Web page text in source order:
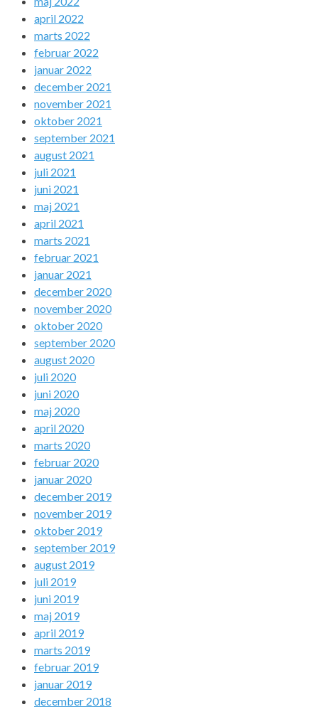
april 2022
marts 2022
februar 2022
januar 2022
december 2021
november 2021
oktober 2021
september 2021
august 2021
juli 2021
juni 2021
maj 2021
april 2021
marts 2021
februar 2021
januar 2021
december 2020
november 2020
oktober 2020
september 2020
august 2020
juli 2020
juni 2020
maj 2020
april 2020
marts 2020
februar 2020
januar 2020
december 2019
november 2019
oktober 2019
september 2019
august 2019
juli 2019
juni 2019
maj 2019
april 2019
marts 2019
februar 2019
januar 2019
december 2018